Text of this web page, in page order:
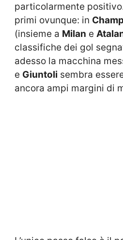
particolarmente
primi ovunque: in
(insieme a Milan e
classifiche dei gol
adesso la macchina
e Giuntoli sembra
ancora ampi margini di